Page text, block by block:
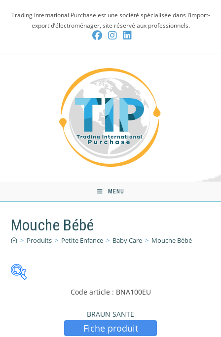
Trading International Purchase est une société spécialisée dans l’import-
export d’électroménager, site réservé aux professionnels.
MENU
Mouche Bébé
> Produits > Petite Enfance > Baby Care > Mouche Bébé
22 €
Code article : BNA100EU
BRAUN SANTE
Fiche produit